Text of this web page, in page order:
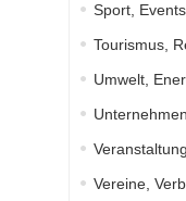
Sport, Events
Tourismus,
Umwelt,
Vereine,